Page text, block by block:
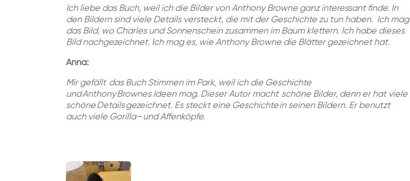
Ich liebe das Buch, weil ich die Bilder von Anthony Browne ganz interessant finde. In
den Bildern sind viele Details versteckt, die mit der Geschichte zu tun haben. Ich mag
das Bild, wo Charles und Sonnenschein zusammen im Baum klettern. Ich habe dieses
Bild nachgezeichnet. Ich mag es, wie Anthony Browne die Blätter gezeichnet hat.
Anna:
Mirgefällt dasBuchStimmen im Park, weilich die Geschichte
und Anthony BrownesIdeenmag. Dieser Autormacht schöne Bilder, denn erhatviele
schöneDetailsgezeichnet. Essteckt eine Geschichte in seinen Bildern. Er benutzt
auch viele Gorilla–und Affenköpfe.